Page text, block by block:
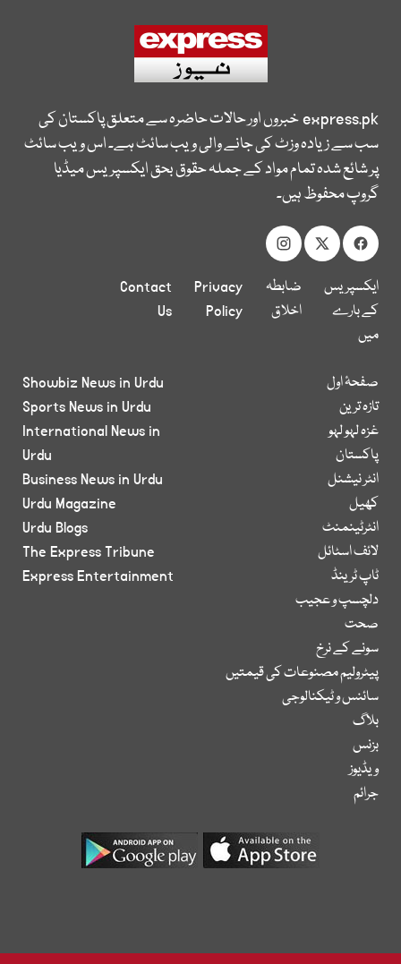
express.pkخبروں اور حالات حاضرہ سے متعلق پاکستان کی
سب سے زیادہ وزٹ کی جانے والی ویب سائٹ ہے۔ اس ویب سائٹ
پر شائع شدہ تمام مواد کے جملہ حقوق بحق ایکسپریس میڈیا
گروپ محفوظ ہیں۔
ایکسپریس
کے بارے
میں
ضابطہ
اخلاق
Privacy
Policy
Contact
Us
صفحۂ اول
تازہ ترین
غزہ لہو لہو
پاکستان
انٹر نیشنل
کھیل
انٹرٹینمنٹ
لائف اسٹائل
ٹاپ ٹرینڈ
دلچسپ و عجیب
صحت
سونے کے نرخ
پیٹرولیم مصنوعات کی قیمتیں
سائنس و ٹیکنالوجی
بلاگ
بزنس
ویڈیوز
جرائم
Showbiz News in Urdu
Sports News in Urdu
International News in
Urdu
Business News in Urdu
Urdu Magazine
Urdu Blogs
The Express Tribune
Express Entertainment